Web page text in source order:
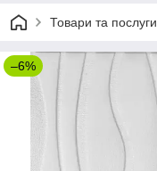
Товари та послуги
–6%